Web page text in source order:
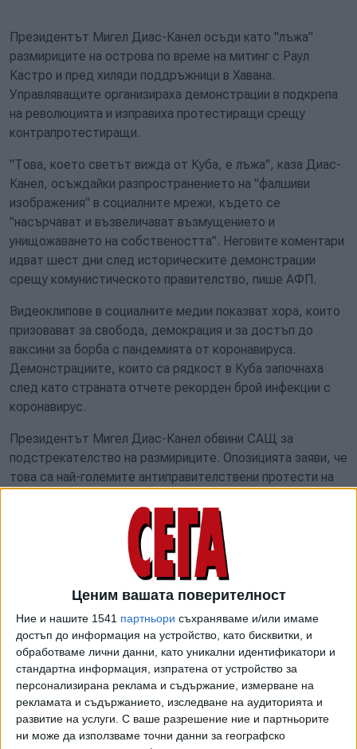
Ценим вашата поверителност
Ние и нашите 1541 партньори съхраняваме и/или имаме
достъп до информация на устройство, като бисквитки, и
обработваме лични данни, като уникални идентификатори и
стандартна информация, изпратена от устройство за
персонализирана реклама и съдържание, измерване на
рекламата и съдържанието, изследване на аудиторията и
развитие на услуги. С ваше разрешение ние и партньорите
ни може да използваме точни данни за географско
Президентът Мигел Диас-Канел осъди като "лъжа"
размириците на острова по време на митинг с Раул
Кастро и пред хиляди поддръжници в Хавана.
Управляващите организираха демонстрации в подкрепа
на революцията и изправиха протестиращи срещу
контрапротестиращи.
"Това, което светът вижда от Куба, е лъжа", каза Диас-
Канел, осъждайки разпространението на "фалшиви
изображения" в социалните мрежи, където се
"насърчават и възвеличават възмущението и
унищожаването на собствеността". Неговите коментари
идват шест дни след историческите демонстрации
срещу комунистическото правителство, пише АФП.
Видеоклипове в социалните медии показват хора, които
призовават за свобода, демокрация и за достъп до
ваксини за борба с пандемията от коронавируса.
Демонстрациите, които са рядкост в Куба започнаха
след като страната отчете рекорден брой инфекции с
коронавирус.
Президентът Мигел Диас-Канел обвини САЩ за
подстрекателство на размириците. Опозицията заяви, че
това са най-големите антиправителствени протести на
"Изминаха десетилетия, откакто в Куба могат да се
видят гледки от този тип: очевидно е, че част от
гражданите са преодолели страха от репресии и са
готови публично да покажат своето недоволство от
режима. Повече от стоте арестувани и ограничението на
Интернет няма да промени това, надяваме се Мигел
Диас-Канел да не прибегне до вълна от репресии,
подобно на Венецуела", пише "Нойе цюрхер цайтунг".
"Съпротивата едва ли ще отслабне скоро.
Недоволството се дължи на окаяното икономическо
положение, недостига на храна, лекарства и липсата на